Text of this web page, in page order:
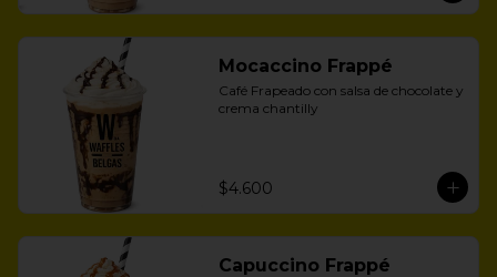
Mocaccino Frappé
Café Frapeado con salsa de chocolate y
crema chantilly
$4.600
Capuccino Frappé